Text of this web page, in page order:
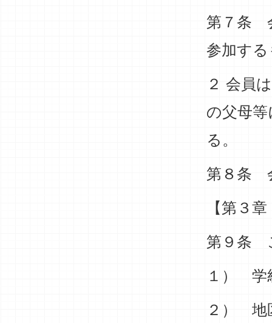
第７条
参加す
２ 会員
の父母
る。
第８条
【第３
第９条
１） 学
２） 地